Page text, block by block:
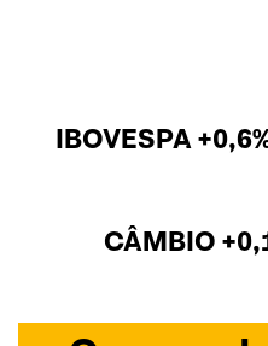
IBOVESPA
CÂMBIO